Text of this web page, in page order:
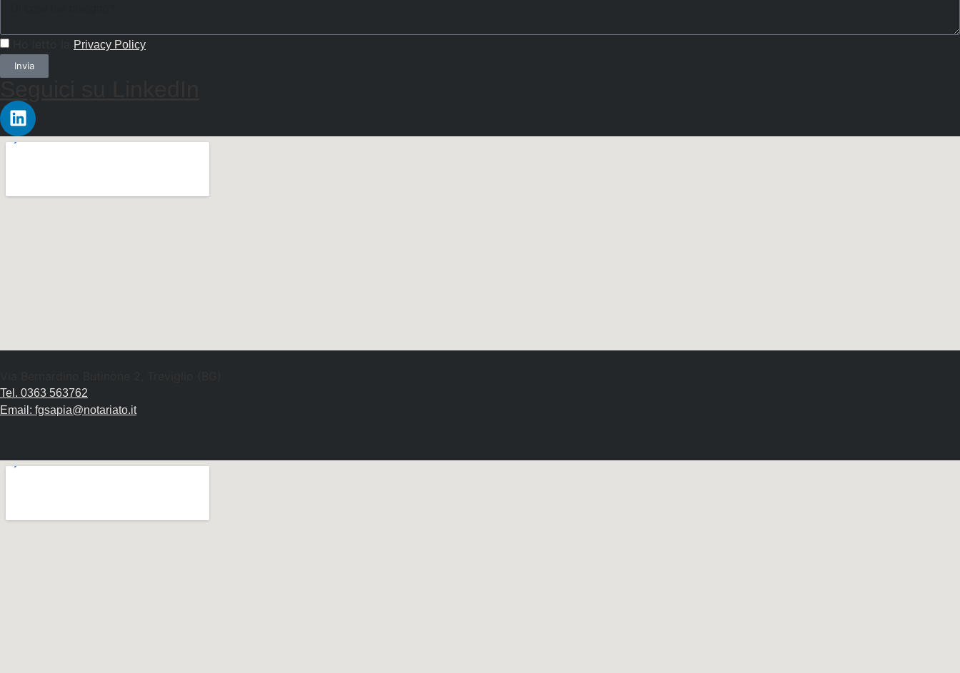
Privacy Policy
Invia
Tel. 0363 563762
Email: fgsapia@notariato.it